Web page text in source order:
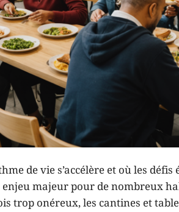
de vie s’accélère et où les
majeur pour de nombreux
trop onéreux, les cantines et